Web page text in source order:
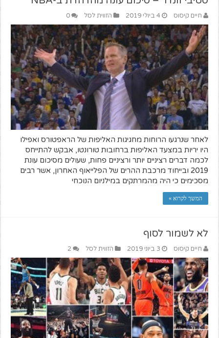
חיים קיסוס 4 ביולי 2019 הזווית לסל 0
לאחר שנרגעו הרוחות מחגיגות האליפות של הראפטורס ואפילו
היו יריות במצעד האליפות ברחובות טורונטו, אבקש להתייחס
לכמה דברים רציניים יותר ורציניים פחות, שעולים מסיכום עונת
2019 ובייחוד מרכבת ההרים של הפלייאוף האחרון, אשר רבים
מסכימים כי היה מהמרתקים במילניום הנוכחי
המשך לקרוא »
לא לשמור לסוף
חיים קיסוס 3 ביוני 2019 הזווית לסל 2